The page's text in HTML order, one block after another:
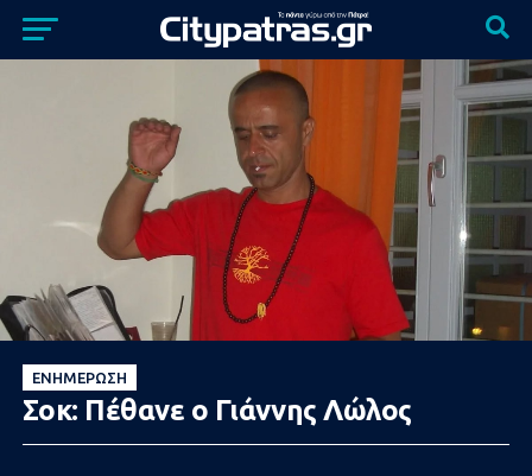
ΕΝΗΜΈΡΩΣΗ
Σοκ: Πέθανε ο Γιάννης Λώλος